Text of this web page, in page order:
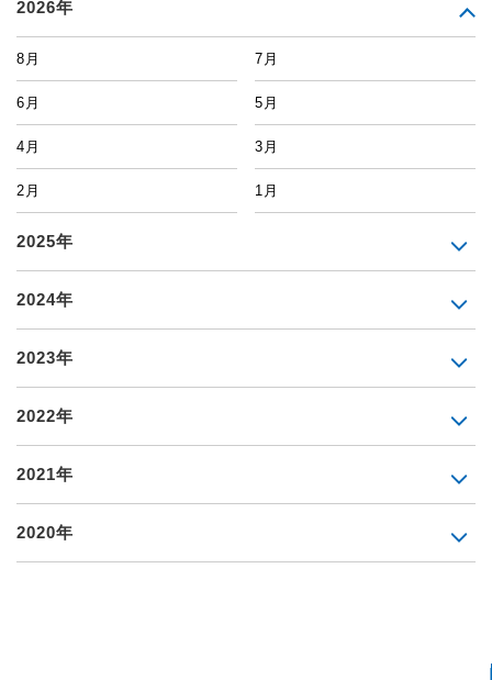
2026年
8月 7月
6月 5月
4月 3月
2月 1月
2025年
2024年
2023年
2022年
2021年
2020年